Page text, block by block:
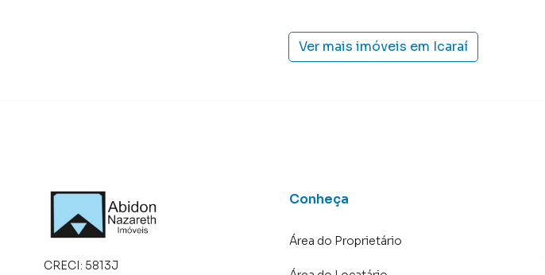
Ver mais imóveis em Icaraí
CRECI: 5813J
Conheça
Área do Proprietário